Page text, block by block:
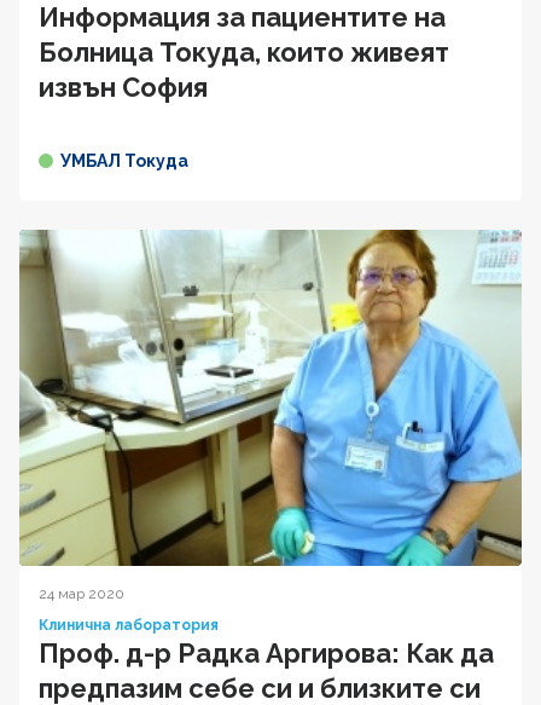
Информация за пациентите на
Болница Токуда, които живеят
извън София
УМБАЛ Токуда
24 мар 2020
Клинична лаборатория
Проф. д-р Радка Аргирова: Как да
предпазим себе си и близките си